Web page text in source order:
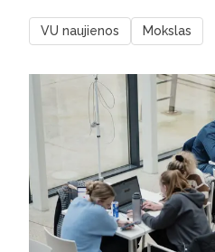
VU naujienos Mokslas